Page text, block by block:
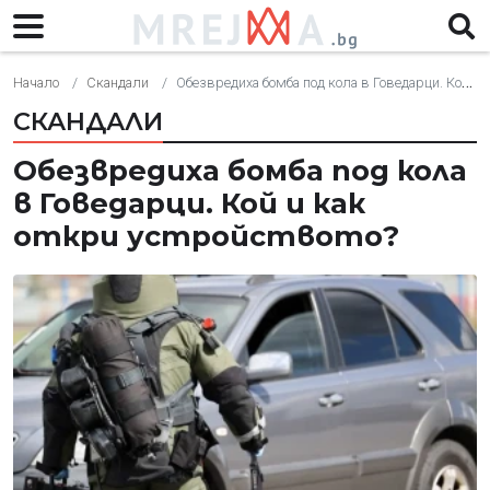
Начало Скандали Обезвредиха бомба под кола в Говедарци. Кой и как откри устройството?
СКАНДАЛИ
Обезвредиха бомба под кола
в Говедарци. Кой и как
откри устройството?